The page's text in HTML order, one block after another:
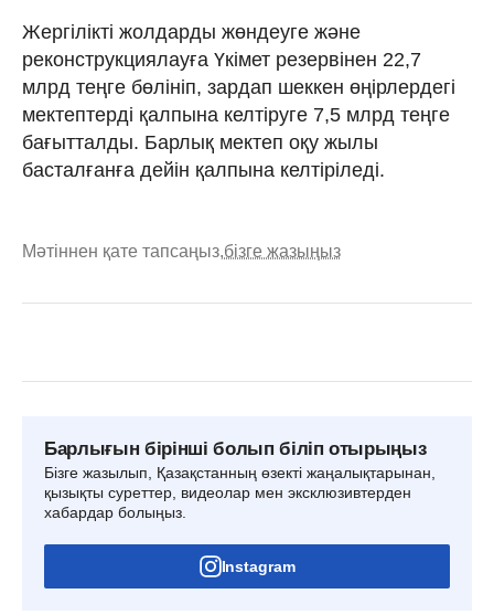
Жергілікті жолдарды жөндеуге және
реконструкциялауға Үкімет резервінен 22,7
млрд теңге бөлініп, зардап шеккен өңірлердегі
мектептерді қалпына келтіруге 7,5 млрд теңге
бағытталды. Барлық мектеп оқу жылы
басталғанға дейін қалпына келтіріледі.
Мәтіннен қате тапсаңыз,бізге жазыңыз
Барлығын бірінші болып біліп отырыңыз
Бізге жазылып, Қазақстанның өзекті жаңалықтарынан,
қызықты суреттер, видеолар мен эксклюзивтерден
хабардар болыңыз.
Instagram